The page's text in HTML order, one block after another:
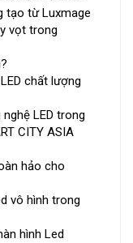
tạo từ Luxmage
vọt trong
chất lượng
LED trong
CITY ASIA
hảo cho
vô hình trong
hình Led